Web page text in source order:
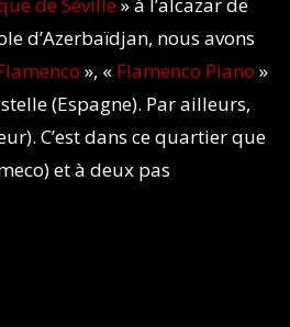
d’Azerbaïdjan, nous avons
», « Flamenco Piano »
(Espagne). Par ailleurs,
C’est dans ce quartier que
et à deux pas